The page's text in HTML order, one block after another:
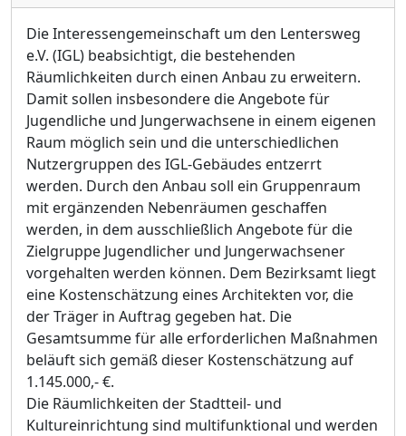
Die Interessengemeinschaft um den Lentersweg
e.V. (IGL) beabsichtigt, die bestehenden
Räumlichkeiten durch einen Anbau zu erweitern.
Damit sollen insbesondere die Angebote für
Jugendliche und Jungerwachsene in einem eigenen
Raum möglich sein und die unterschiedlichen
Nutzergruppen des IGL-Gebäudes entzerrt
werden. Durch den Anbau soll ein Gruppenraum
mit ergänzenden Nebenräumen geschaffen
werden, in dem ausschließlich Angebote für die
Zielgruppe Jugendlicher und Jungerwachsener
vorgehalten werden können. Dem Bezirksamt liegt
eine Kostenschätzung eines Architekten vor, die
der Träger in Auftrag gegeben hat. Die
Gesamtsumme für alle erforderlichen Maßnahmen
beläuft sich gemäß dieser Kostenschätzung auf
1.145.000,- €.
Die Räumlichkeiten der Stadtteil- und
Kultureinrichtung sind multifunktional und werden